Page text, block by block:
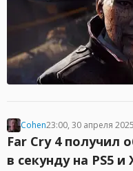
Cohen23:00, 30 апреля 2025
Far Cry 4 получил
в секунду на PS5 и